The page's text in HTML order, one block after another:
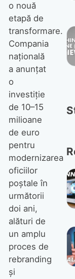
o nouă
etapă de
transformare.
Compania
națională
a anunțat
o
investiție
de 10–15
milioane
de euro
pentru
modernizarea
oficiilor
poștale în
următorii
doi ani,
alături de
un amplu
proces de
rebranding
și